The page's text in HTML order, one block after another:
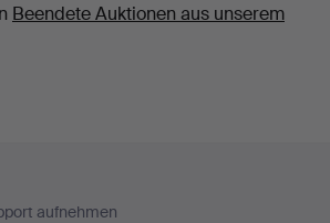
Beendete Auktionen aus unserem
aufnehmen